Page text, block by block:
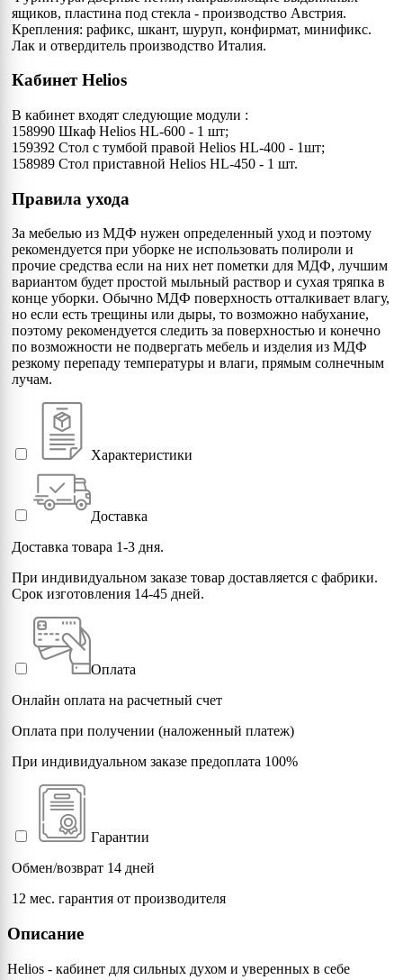
ящиков, пластина под стекла - производство Австрия.
Крепления: рафикс, шкант, шуруп, конфирмат, минификс.
Лак и отвердитель производство Италия.
Кабинет Helios
В кабинет входят следующие модули :
158990 Шкаф Helios HL-600 - 1 шт;
159392 Стол с тумбой правой Helios HL-400 - 1шт;
158989 Стол приставной Helios HL-450 - 1 шт.
Правила ухода
За мебелью из МДФ нужен определенный уход и поэтому
рекомендуется при уборке не использовать полироли и
прочие средства если на них нет пометки для МДФ, лучшим
вариантом будет простой мыльный раствор и сухая тряпка в
конце уборки. Обычно МДФ поверхность отталкивает влагу,
но если есть трещины или дыры, то возможно набухание,
поэтому рекомендуется следить за поверхностью и конечно
по возможности не подвергать мебель и изделия из МДФ
резкому перепаду температуры и влаги, прямым солнечным
лучам.
Характеристики
Доставка
Доставка товара 1-3 дня.
При индивидуальном заказе товар доставляется с фабрики.
Срок изготовления 14-45 дней.
Оплата
Онлайн оплата на расчетный счет
Оплата при получении (наложенный платеж)
При индивидуальном заказе предоплата 100%
Гарантии
Обмен/возврат 14 дней
12 мес. гарантия от производителя
Описание
Helios - кабинет для сильных духом и уверенных в себе